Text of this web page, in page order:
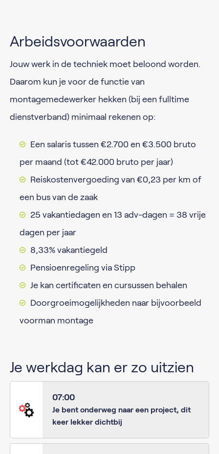
Arbeidsvoorwaarden
Jouw werk in de techniek moet beloond worden.
Daarom kun je voor de functie van
montagemedewerker hekken (bij een fulltime
dienstverband) minimaal rekenen op:
Een salaris tussen €2.700 en €3.500 bruto
per maand (tot €42.000 bruto per jaar)
Reiskostenvergoeding van €0,23 per km of
een bus van de zaak
25 vakantiedagen en 13 adv-dagen = 38 vrije
dagen per jaar
8,33% vakantiegeld
Pensioenregeling via Stipp
Je kan certificaten en cursussen behalen
Doorgroeimogelijkheden naar bijvoorbeeld
voorman montage
Je werkdag kan er zo uitzien
07:00
Je bent onderweg naar een project, dit
keer lekker dichtbij